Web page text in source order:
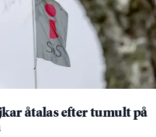
åtalas efter tumult på